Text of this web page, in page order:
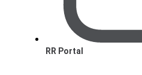
RR Portal